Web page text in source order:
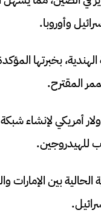
وأوروبا.
بخبرتها
المقترح.
المتوقعة للممر المقترح 20
للهيدروجين.
بين